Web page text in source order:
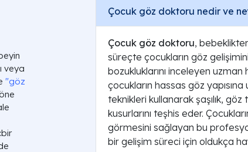
veya
"göz
Çocuk göz doktoru nedir ve
Çocuk göz doktoru,
süreçte çocukların göz
bozukluklarını inceleyen uzman
çocukların hassas göz
teknikleri kullanarak şaşılık,
kusurlarını teşhis eder.
görmesini sağlayan bu
bir gelişim süreci için oldukça